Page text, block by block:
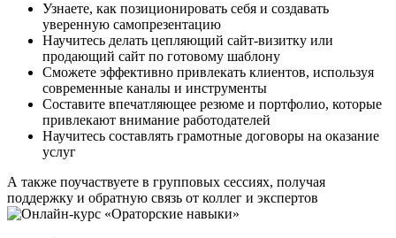
Узнаете, как позиционировать себя и создавать
уверенную самопрезентацию
Научитесь делать цепляющий сайт-визитку или
продающий сайт по готовому шаблону
Сможете эффективно привлекать клиентов, используя
современные каналы и инструменты
Составите впечатляющее резюме и портфолио, которые
привлекают внимание работодателей
Научитесь составлять грамотные договоры на оказание
услуг
А также поучаствуете в групповых сессиях, получая
поддержку и обратную связь от коллег и экспертов